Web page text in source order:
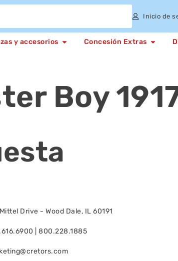
Inicio de
y accesorios Concesión Extras
Boy
Drive - Wood Dale, IL 60191
| 800.228.1885